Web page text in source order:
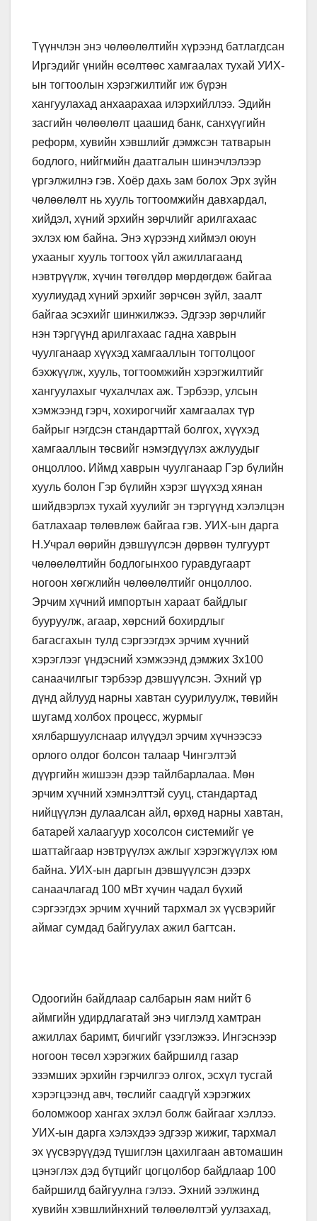
Түүнчлэн энэ чөлөөлөлтийн хүрээнд батлагдсан
Иргэдийг үнийн өсөлтөөс хамгаалах тухай УИХ-
ын тогтоолын хэрэгжилтийг иж бүрэн
хангуулахад анхаарахаа илэрхийллээ. Эдийн
засгийн чөлөөлөлт цаашид банк, санхүүгийн
реформ, хувийн хэвшлийг дэмжсэн татварын
бодлого, нийгмийн даатгалын шинэчлэлээр
үргэлжилнэ гэв. Хоёр дахь зам болох Эрх зүйн
чөлөөлөлт нь хууль тогтоомжийн давхардал,
хийдэл, хүний эрхийн зөрчлийг арилгахаас
эхлэх юм байна. Энэ хүрээнд хиймэл оюун
ухааныг хууль тогтоох үйл ажиллагаанд
нэвтрүүлж, хүчин төгөлдөр мөрдөгдөж байгаа
хуулиудад хүний эрхийг зөрчсөн зүйл, заалт
байгаа эсэхийг шинжилжээ. Эдгээр зөрчлийг
нэн тэргүүнд арилгахаас гадна хаврын
чуулганаар хүүхэд хамгааллын тогтолцоог
бэхжүүлж, хууль, тогтоомжийн хэрэгжилтийг
хангуулахыг чухалчлах аж. Тэрбээр, улсын
хэмжээнд гэрч, хохирогчийг хамгаалах түр
байрыг нэгдсэн стандарттай болгох, хүүхэд
хамгааллын төсвийг нэмэгдүүлэх ажлуудыг
онцоллоо. Иймд хаврын чуулганаар Гэр бүлийн
хууль болон Гэр бүлийн хэрэг шүүхэд хянан
шийдвэрлэх тухай хуулийг эн тэргүүнд хэлэлцэн
батлахаар төлөвлөж байгаа гэв. УИХ-ын дарга
Н.Учрал өөрийн дэвшүүлсэн дөрвөн тулгуурт
чөлөөлөлтийн бодлогынхоо гуравдугаарт
ногоон хөгжлийн чөлөөлөлтийг онцоллоо.
Эрчим хүчний импортын хараат байдлыг
бууруулж, агаар, хөрсний бохирдлыг
багасгахын тулд сэргээгдэх эрчим хүчний
хэрэглээг үндэсний хэмжээнд дэмжих 3х100
санаачилгыг тэрбээр дэвшүүлсэн. Эхний үр
дүнд айлууд нарны хавтан суурилуулж, төвийн
шугамд холбох процесс, журмыг
хялбаршуулснаар илүүдэл эрчим хүчнээсээ
орлого олдог болсон талаар Чингэлтэй
дүүргийн жишээн дээр тайлбарлалаа. Мөн
эрчим хүчний хэмнэлттэй сууц, стандартад
нийцүүлэн дулаалсан айл, өрхөд нарны хавтан,
батарей халаагуур хосолсон системийг үе
шаттайгаар нэвтрүүлэх ажлыг хэрэгжүүлэх юм
байна. УИХ-ын даргын дэвшүүлсэн дээрх
санаачлагад 100 мВт хүчин чадал бүхий
сэргээгдэх эрчим хүчний тархмал эх үүсвэрийг
аймаг сумдад байгуулах ажил багтсан.
Одоогийн байдлаар салбарын яам нийт 6
аймгийн удирдлагатай энэ чиглэлд хамтран
ажиллах баримт, бичгийг үзэглэжээ. Ингэснээр
ногоон төсөл хэрэгжих байршилд газар
эзэмших эрхийн гэрчилгээ олгох, эсхүл тусгай
хэрэгцээнд авч, төслийг саадгүй хэрэгжих
боломжоор хангах эхлэл болж байгааг хэллээ.
УИХ-ын дарга хэлэхдээ эдгээр жижиг, тархмал
эх үүсвэрүүдэд түшиглэн цахилгаан автомашин
цэнэглэх дэд бүтцийг цогцолбор байдлаар 100
байршилд байгуулна гэлээ. Эхний ээлжинд
хувийн хэвшлийнхний төлөөлөлтэй уулзахад,